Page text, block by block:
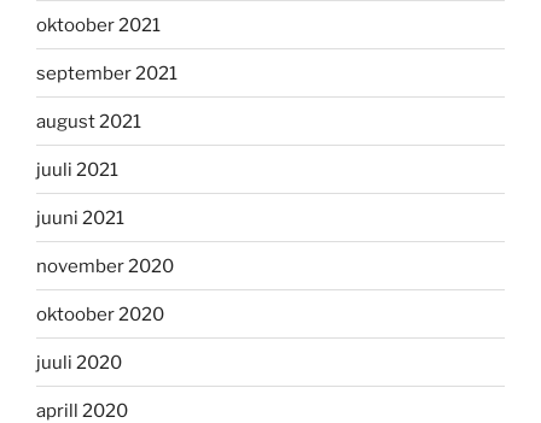
oktoober 2021
september 2021
august 2021
juuli 2021
juuni 2021
november 2020
oktoober 2020
juuli 2020
aprill 2020